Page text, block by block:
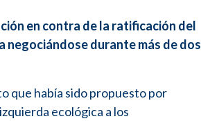
en contra de la ratificación del
negociándose durante más de dos
que había sido propuesto por
ecológica a los